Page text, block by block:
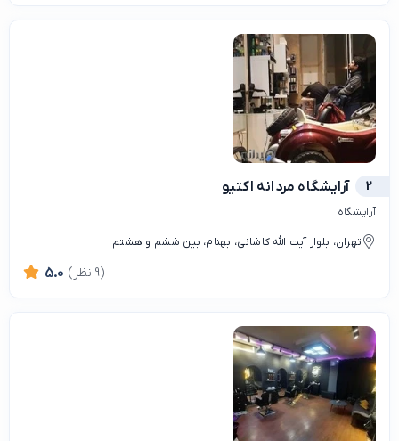
2 آرایشگاه مردانه اکتیو
آرایشگاه
تهران، بلوار آیت الله کاشانی، بهنام، بین ششم و هشتم
5.0 (9 نظر)